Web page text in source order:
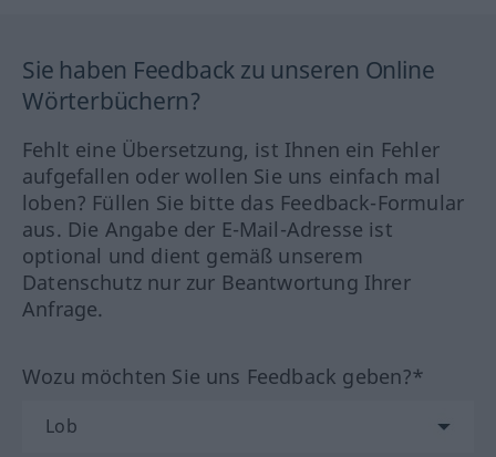
Sie haben Feedback zu unseren Online
Wörterbüchern?
Fehlt eine Übersetzung, ist Ihnen ein Fehler
aufgefallen oder wollen Sie uns einfach mal
loben? Füllen Sie bitte das Feedback-Formular
aus. Die Angabe der E-Mail-Adresse ist
optional und dient gemäß unserem
Datenschutz nur zur Beantwortung Ihrer
Anfrage.
Wozu möchten Sie uns Feedback geben?*